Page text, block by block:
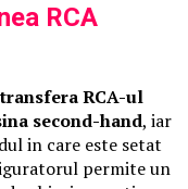
RCA
transfera RCA-ul
second-hand, iar
in care este setat
permite un